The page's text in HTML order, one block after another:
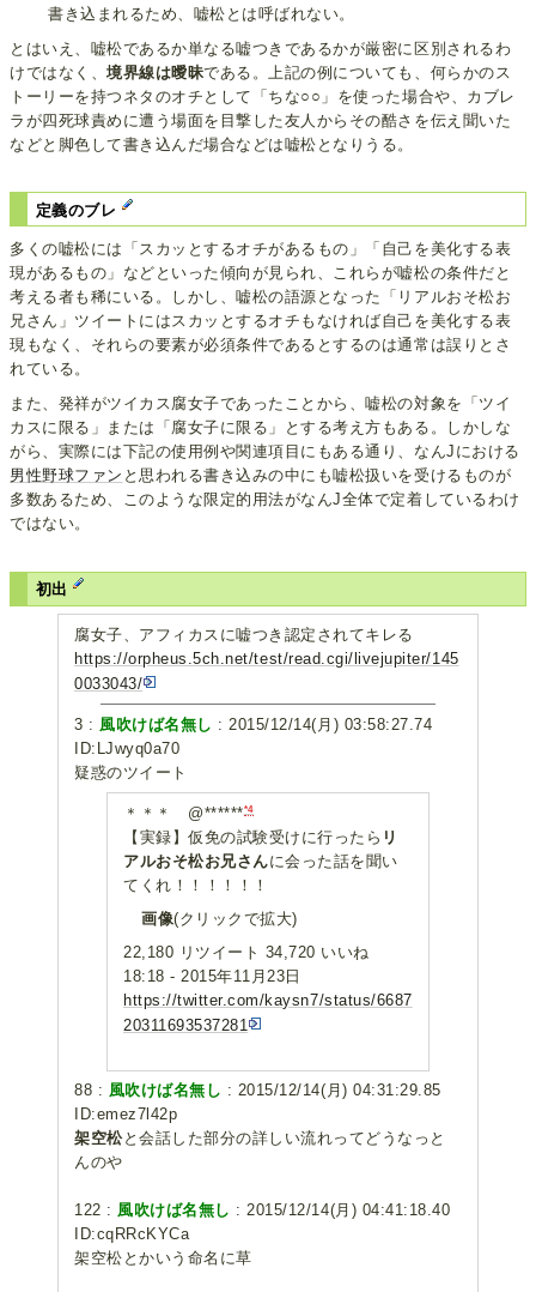
書き込まれるため、嘘松とは呼ばれない。
とはいえ、嘘松であるか単なる嘘つきであるかが厳密に区別されるわ
けではなく、境界線は曖昧である。上記の例についても、何らかのス
トーリーを持つネタのオチとして「ちな○○」を使った場合や、カブレ
ラが四死球責めに遭う場面を目撃した友人からその酷さを伝え聞いた
などと脚色して書き込んだ場合などは嘘松となりうる。
定義のブレ
多くの嘘松には「スカッとするオチがあるもの」「自己を美化する表
現があるもの」などといった傾向が見られ、これらが嘘松の条件だと
考える者も稀にいる。しかし、嘘松の語源となった「リアルおそ松お
兄さん」ツイートにはスカッとするオチもなければ自己を美化する表
現もなく、それらの要素が必須条件であるとするのは通常は誤りとさ
れている。
また、発祥がツイカス腐女子であったことから、嘘松の対象を「ツイ
カスに限る」または「腐女子に限る」とする考え方もある。しかしな
がら、実際には下記の使用例や関連項目にもある通り、なんJにおける
男性野球ファン と思われる書き込みの中にも嘘松扱いを受けるものが
多数あるため、このような限定的用法がなんJ全体で定着しているわけ
ではない。
初出
腐女子、アフィカスに嘘つき認定されてキレる
https://orpheus.5ch.net/test/read.cgi/livejupiter/145
0033043/
3 : 風吹けば名無し : 2015/12/14(月) 03:58:27.74
ID:LJwyq0a70
疑惑のツイート
＊＊＊ @*******4
【実録】仮免の試験受けに行ったら リ
アルおそ松お兄さんに会った話を聞い
てくれ！！！！！！
画像(クリックで拡大)
22,180 リツイート 34,720 いいね
18:18 - 2015年11月23日
https://twitter.com/kaysn7/status/6687
20311693537281
88 : 風吹けば名無し : 2015/12/14(月) 04:31:29.85
ID:emez7l42p
架空松と会話した部分の詳しい流れってどうなっと
んのや
122 : 風吹けば名無し : 2015/12/14(月) 04:41:18.40
ID:cqRRcKYCa
架空松とかいう命名に草